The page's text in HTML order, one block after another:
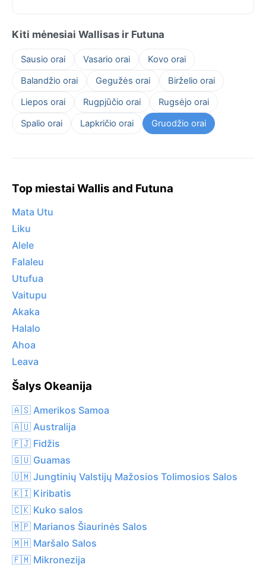
Kiti mėnesiai Wallisas ir Futuna
Sausio orai Vasario orai
Kovo orai
Balandžio orai
Gegužės orai
Birželio orai
Liepos orai
Rugpjūčio orai
Rugsėjo orai
Spalio orai
Lapkričio orai Gruodžio orai
Top miestai Wallis and Futuna
Mata Utu
Liku
Alele
Falaleu
Utufua
Vaitupu
Akaka
Halalo
Ahoa
Leava
Šalys Okeanija
🇦🇸 Amerikos Samoa
🇦🇺 Australija
🇫🇯 Fidžis
🇬🇺 Guamas
🇺🇲 Jungtinių Valstijų Mažosios Tolimosios Salos
🇰🇮 Kiribatis
🇨🇰 Kuko salos
🇲🇵 Marianos Šiaurinės Salos
🇲🇭 Maršalo Salos
🇫🇲 Mikronezija